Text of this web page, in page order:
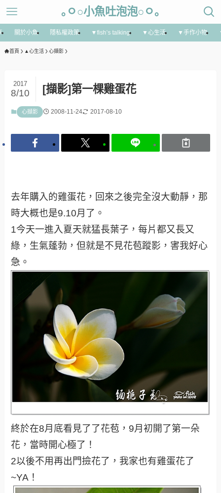
｡ㅇ○小魚吐泡泡○ㅇ｡
關於小魚 隱私權政策 ▼fish’s talking ▼心生活 ▼手作小物
首頁 ▲心生活 心擷影
[擷影]第一棵雞蛋花
2017
8/10
心擷影 2008-11-24 2017-08-10
去年購入的雞蛋花，回來之後完全沒大動靜，那
時大概也是9.10月了。
1今天一進入夏天就猛長葉子，每片都又長又
綠，生氣蓬勃，但就是不見花苞蹤影，害我好心
急。
終於在8月底看見了了花苞，9月初開了第一朵
花，當時開心極了！
2以後不用再出門撿花了，我家也有雞蛋花了
~YA！